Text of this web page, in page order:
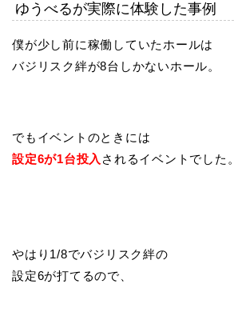
ゆうべるが実際に体験した事例
僕が少し前に稼働していたホールは
バジリスク絆が8台しかないホール。
でもイベントのときには
設定6が1台投入 されるイベントでした。
やはり1/8でバジリスク絆の
設定6が打てるので、